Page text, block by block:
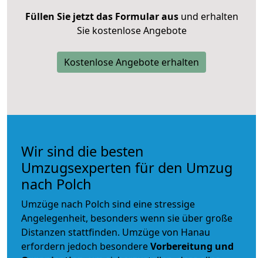
Füllen Sie jetzt das Formular ausund erhalten
Sie kostenlose Angebote
Kostenlose Angebote erhalten
Wir sind die besten
Umzugsexperten für den Umzug
nach Polch
Umzüge nach Polch sind eine stressige
Angelegenheit, besonders wenn sie über große
Distanzen stattfinden. Umzüge von Hanau
erfordern jedoch besondereVorbereitung und